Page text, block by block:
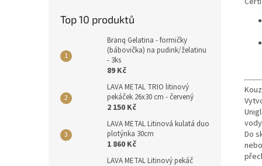
Top 10 produktů
Branq Gelatina - formičky
(bábovička) na pudink/želatinu
- 3ks
89 Kč
LAVA METAL TRIO litinový
pekáček 26x30 cm - červený
2 150 Kč
LAVA METAL Litinová kulatá duo
plotýnka 30cm
1 860 Kč
LAVA METAL Litinový pekáč
Do